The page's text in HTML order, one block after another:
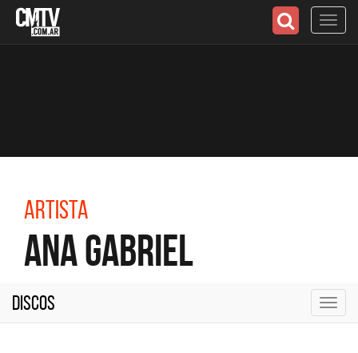
Artista
Ana Gabriel
Discos